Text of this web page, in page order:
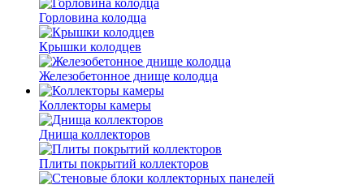
Горловина колодца
Крышки колодцев
Железобетонное днище колодца
Коллекторы камеры
Днища коллекторов
Плиты покрытий коллекторов